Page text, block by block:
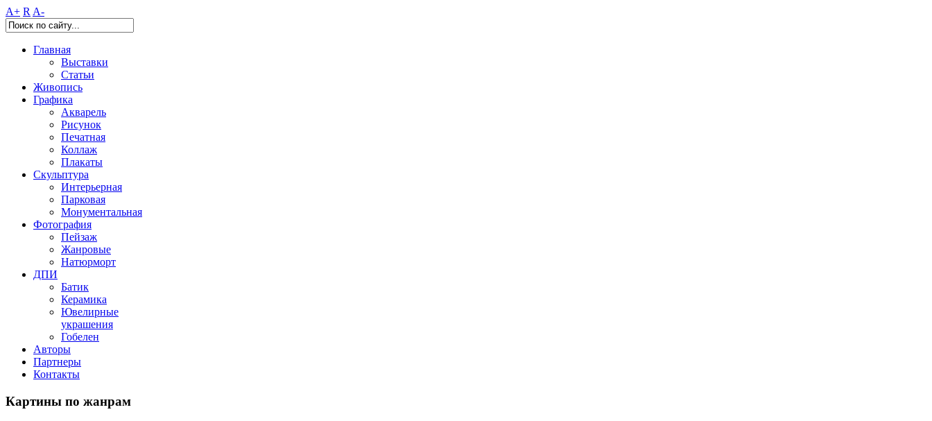
A+ R A-
Главная
Выставки
Статьи
Живопись
Графика
Акварель
Рисунок
Печатная
Коллаж
Плакаты
Скульптура
Интерьерная
Парковая
Монументальная
Фотография
Пейзаж
Жанровые
Натюрморт
ДПИ
Батик
Керамика
Ювелирные
украшения
Гобелен
Авторы
Партнеры
Контакты
Картины по жанрам